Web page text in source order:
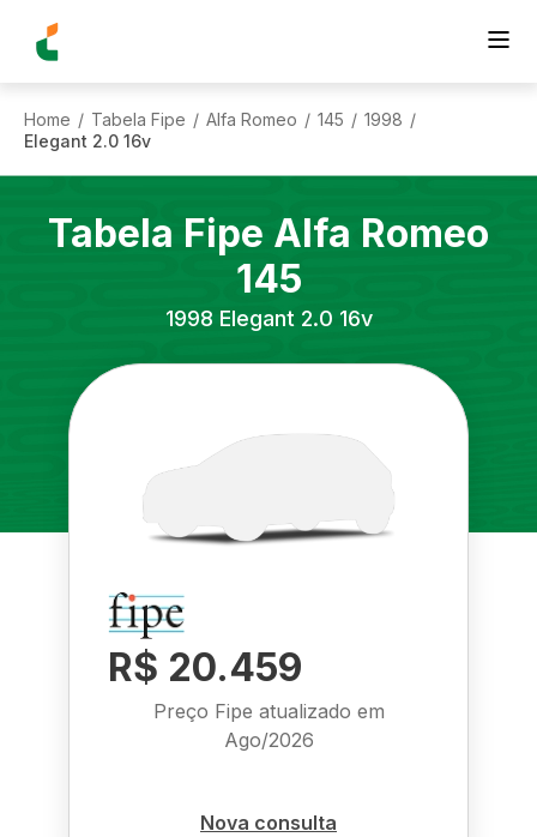
Home / Tabela Fipe / Alfa Romeo / 145 / 1998 /
Elegant 2.0 16v
Tabela Fipe Alfa Romeo
145
1998 Elegant 2.0 16v
R$ 20.459
Preço Fipe atualizado em
Ago/2026
Nova consulta